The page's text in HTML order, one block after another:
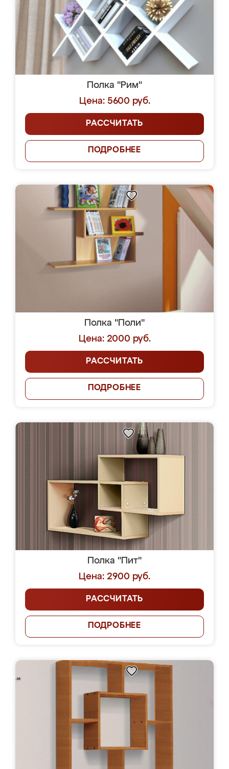
Полка "Рим"
Цена: 5600 руб.
РАССЧИТАТЬ
ПОДРОБНЕЕ
Полка "Поли"
Цена: 2000 руб.
РАССЧИТАТЬ
ПОДРОБНЕЕ
Полка "Пит"
Цена: 2900 руб.
РАССЧИТАТЬ
ПОДРОБНЕЕ